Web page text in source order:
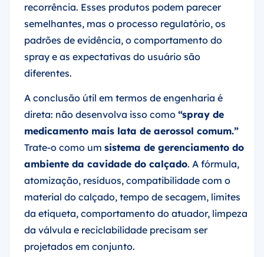
recorrência. Esses produtos podem parecer
semelhantes, mas o processo regulatório, os
padrões de evidência, o comportamento do
spray e as expectativas do usuário são
diferentes.
A conclusão útil em termos de engenharia é
direta: não desenvolva isso como “spray de
medicamento mais lata de aerossol comum.”
Trate-o como um sistema de gerenciamento do
ambiente da cavidade do calçado. A fórmula,
atomização, resíduos, compatibilidade com o
material do calçado, tempo de secagem, limites
da etiqueta, comportamento do atuador, limpeza
da válvula e reciclabilidade precisam ser
projetados em conjunto.